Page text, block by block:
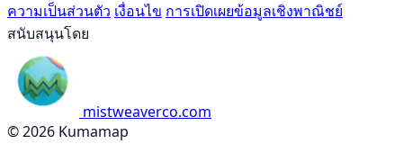
ความเป็นส่วนตัว เงื่อนไข การเปิดเผยข้อมูลเชิงพาณิชย์
สนับสนุนโดย
mistweaverco.com
© 2026 Kumamap